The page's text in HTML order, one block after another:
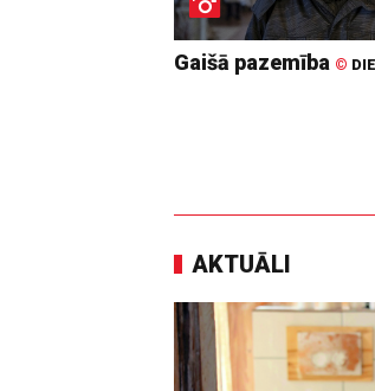
Gaišā pazemība ©
AKTUĀLI